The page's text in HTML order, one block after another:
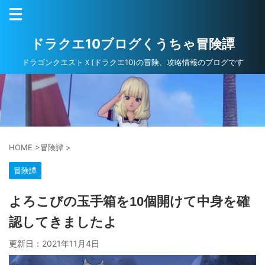
ドラクエ10ブログくうちゃ冒険譚
ドラゴンクエストＸ(ドラクエ10)の冒険、攻略情報のブログです
HOME >冒険譚 >
冒険譚
よろこびの玉手箱を10個開けて中身を確
認してきましたよ
更新日： 2021年11月4日